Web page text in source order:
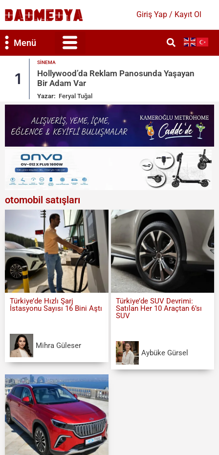
Giriş Yap / Kayıt Ol
Menü
2
Kate Beckinsale’e Acımasız Yorumlar:
Gönderileri Sildi
Yazar: Ruken Cengiz
otomobil satışları
Türkiye’de Hızlı Şarj
İstasyonu Sayısı 16 Bini Aştı
Mihra Güleser
Türkiye’de SUV Devrimi:
Satılan Her 10 Araçtan 6’sı
SUV
Aybüke Gürsel